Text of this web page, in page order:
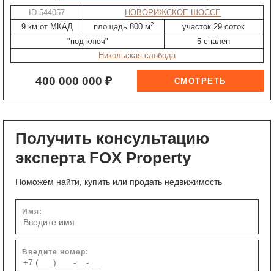
ID-544057
НОВОРИЖСКОЕ ШОССЕ
9 км от МКАД
площадь 800 м2
участок 29 соток
"под ключ"
5 спален
Никольская слобода
400 000 000 ₽
Получить консультацию
эксперта FOX Property
Поможем найти, купить или продать недвижимость
Имя:
Введите номер: